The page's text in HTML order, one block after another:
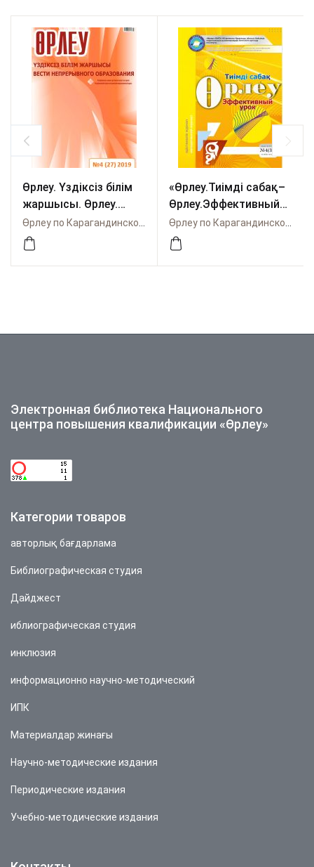
Өрлеу. Үздіксіз білім
жаршысы. Өрлеу.
Вести непрерывного
образования. №1
(27)/2019
«Өрлеу.Тиімді сабақ–
Өрлеу.Эффективный
урок»
Электронная библиотека Национального
центра повышения квалификации «Өрлеу»
Категории товаров
авторлық бағдарлама
Библиографическая студия
Дайджест
иблиографическая студия
инклюзия
информационно научно-методический
ИПК
Материалдар жинағы
Научно-методические издания
Периодические издания
Учебно-методические издания